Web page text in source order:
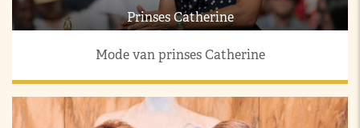
Prinses Catherine
Mode van prinses Catherine